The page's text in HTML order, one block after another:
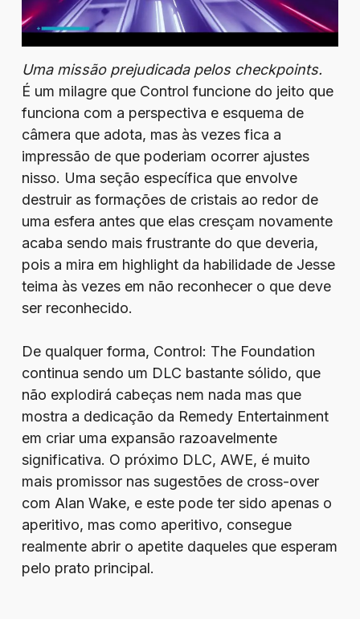
Uma missão prejudicada pelos checkpoints.
É um milagre que Control funcione do jeito que
funciona com a perspectiva e esquema de
câmera que adota, mas às vezes fica a
impressão de que poderiam ocorrer ajustes
nisso. Uma seção específica que envolve
destruir as formações de cristais ao redor de
uma esfera antes que elas cresçam novamente
acaba sendo mais frustrante do que deveria,
pois a mira em highlight da habilidade de Jesse
teima às vezes em não reconhecer o que deve
ser reconhecido.
De qualquer forma, Control: The Foundation
continua sendo um DLC bastante sólido, que
não explodirá cabeças nem nada mas que
mostra a dedicação da Remedy Entertainment
em criar uma expansão razoavelmente
significativa. O próximo DLC, AWE, é muito
mais promissor nas sugestões de cross-over
com Alan Wake, e este pode ter sido apenas o
aperitivo, mas como aperitivo, consegue
realmente abrir o apetite daqueles que esperam
pelo prato principal.